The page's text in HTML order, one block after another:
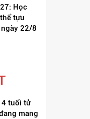
Học
tựu
22/8
4 tuổi tử
mang